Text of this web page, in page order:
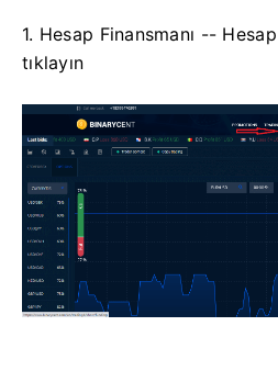
1. Hesap Finansmanı --
tıklayın